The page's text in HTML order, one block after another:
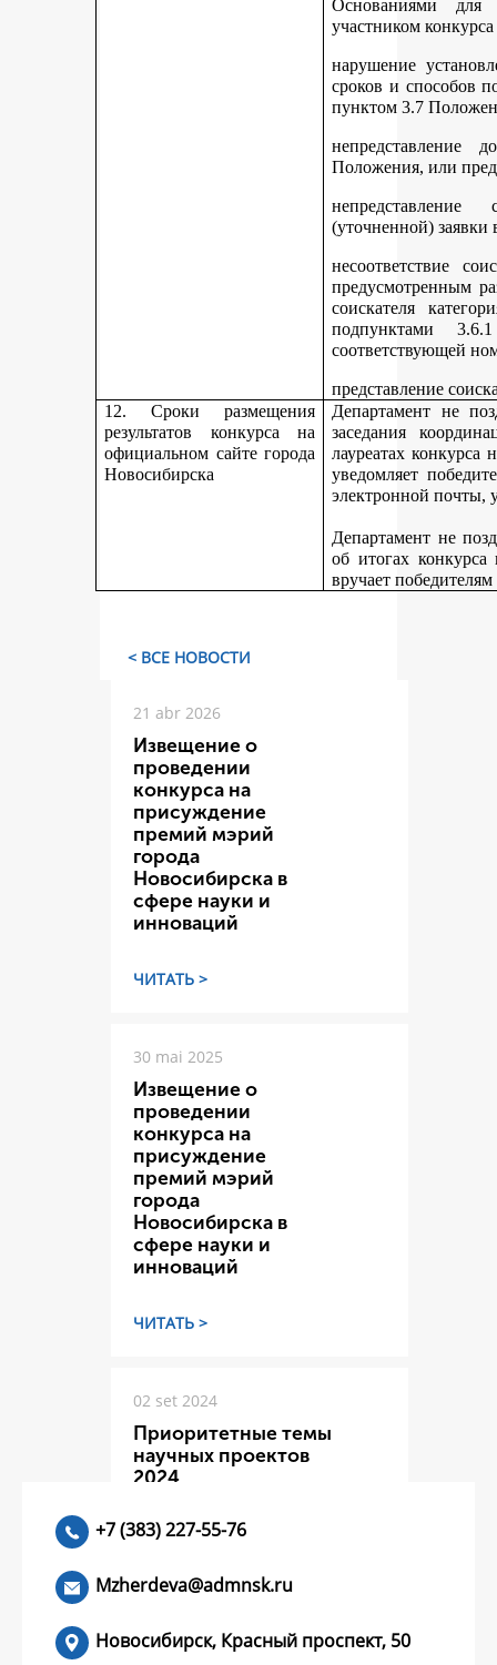
Основаниями для
участником
нарушение
сроков и способов
пунктом 3.7
непредставление
Положения, или
непредставление
(уточненной) заявки
несоответствие
предусмотренным
соискателя
подпунктами 3.6.1
соответствующей
представление
12. Сроки размещения
результатов конкурса на
официальном сайте города
Новосибирска
Департамент не
заседания
лауреатах
уведомляет
электронной почты,
Департамент не
об итогах
вручает
< ВСЕ НОВОСТИ
21 abr 2026
Извещение о
проведении
конкурса на
присуждение
премий мэрий
города
Новосибирска в
сфере науки и
инноваций
ЧИТАТЬ >
30 mai 2025
Извещение о
проведении
конкурса на
присуждение
премий мэрий
города
Новосибирска в
сфере науки и
инноваций
ЧИТАТЬ >
02 set 2024
Приоритетные темы
научных проектов
2024
ЧИТАТЬ >
+7 (383) 227-55-76
Mzherdeva@admnsk.ru
Новосибирск, Красный проспект, 50